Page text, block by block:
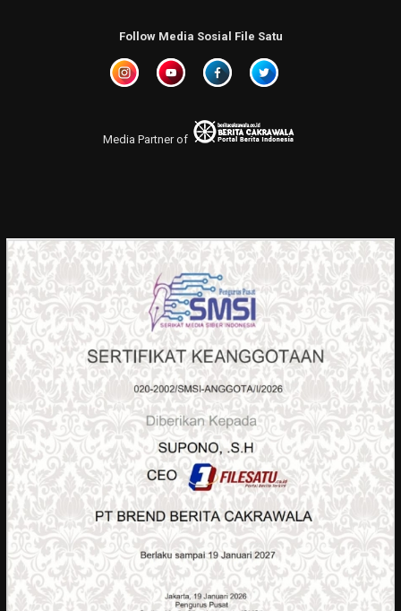
Follow Media Sosial File Satu
Media Partner of